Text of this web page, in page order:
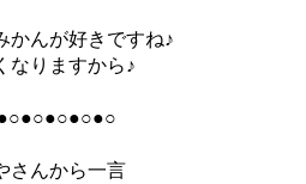
かんが好きですね♪
なりますから♪
さんから一言